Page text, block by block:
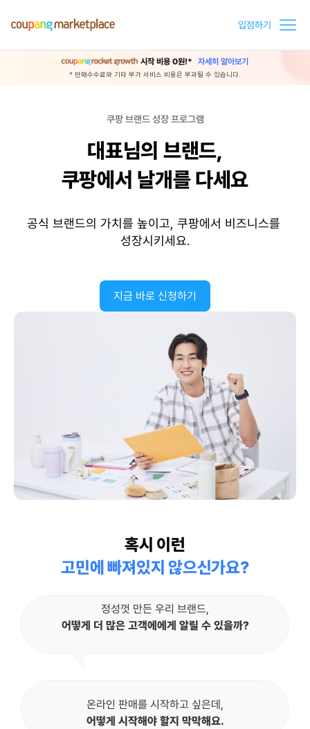
입점하기
시작 비용 0원!* 자세히 알아보기
* 판매수수료와 기타 부가 서비스 비용은 부과될 수 있습니다.
쿠팡 브랜드 성장 프로그램
대표님의 브랜드,
쿠팡에서 날개를 다세요
공식 브랜드의 가치를 높이고, 쿠팡에서 비즈니스를
성장시키세요.
지금 바로 신청하기
혹시 이런
고민에 빠져있지 않으신가요?
정성껏 만든 우리 브랜드,
어떻게 더 많은 고객에에게 알릴 수 있을까?
온라인 판매를 시작하고 싶은데,
어떻게 시작해야 할지 막막해요.